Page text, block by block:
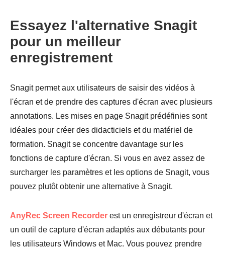
Essayez l'alternative Snagit
pour un meilleur
enregistrement
Snagit permet aux utilisateurs de saisir des vidéos à
l'écran et de prendre des captures d'écran avec plusieurs
annotations. Les mises en page Snagit prédéfinies sont
idéales pour créer des didacticiels et du matériel de
formation. Snagit se concentre davantage sur les
fonctions de capture d'écran. Si vous en avez assez de
surcharger les paramètres et les options de Snagit, vous
pouvez plutôt obtenir une alternative à Snagit.
AnyRec Screen Recorder est un enregistreur d'écran et
un outil de capture d'écran adaptés aux débutants pour
les utilisateurs Windows et Mac. Vous pouvez prendre